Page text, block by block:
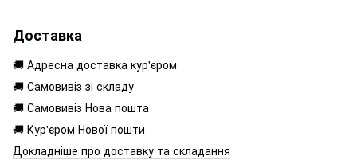
Доставка
🚚 Адресна доставка кур'єром
🚚 Самовивіз зі складу
🚚 Самовивіз Нова пошта
🚚 Кур'єром Нової пошти
Докладніше про доставку та складання